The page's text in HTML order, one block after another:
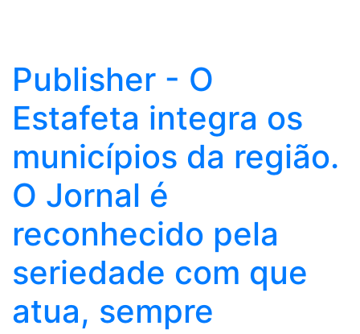
Publisher - O
Estafeta integra os
municípios da região.
O Jornal é
reconhecido pela
seriedade com que
atua, sempre